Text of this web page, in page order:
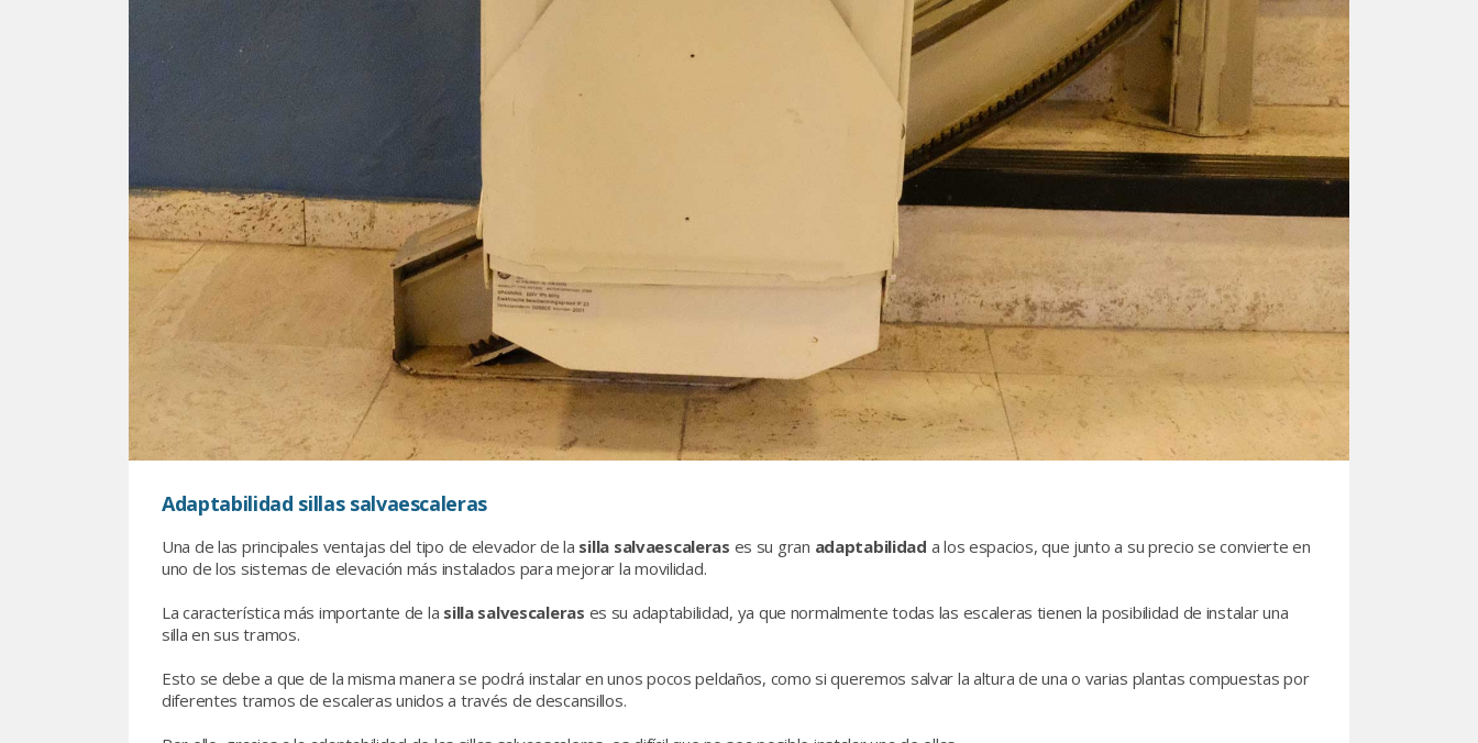
Adaptabilidad sillas salvaescaleras
Una de las principales ventajas del tipo de elevador de la silla salvaescaleras es su gran adaptabilidad a los espacios, que junto a su precio se convierte en
uno de los sistemas de elevación más instalados para mejorar la movilidad.
La característica más importante de la silla salvescaleras es su adaptabilidad, ya que normalmente todas las escaleras tienen la posibilidad de instalar una
silla en sus tramos.
Esto se debe a que de la misma manera se podrá instalar en unos pocos peldaños, como si queremos salvar la altura de una o varias plantas compuestas por
diferentes tramos de escaleras unidos a través de descansillos.